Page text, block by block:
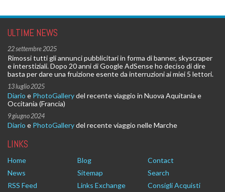
ULTIME NEWS
22 settembre 2025
Rimossi tutti gli annunci pubblicitari in forma di banner, skyscraper
e interstiziali. Dopo 20 anni di Google AdSense ho deciso di dire
basta per dare una fruizione esente da interruzioni ai miei 5 lettori.
13 luglio 2025
Diario e PhotoGallerydel recente viaggio in Nuova Aquitania e
Occitania (Francia)
9 giugno 2024
Diario e PhotoGallerydel recente viaggio nelle Marche
LINKS
Home Blog
Contact
News
Sitemap
Search
RSS Feed
Links Exchange Consigli Acquisti